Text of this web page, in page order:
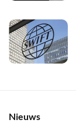
Nieuws